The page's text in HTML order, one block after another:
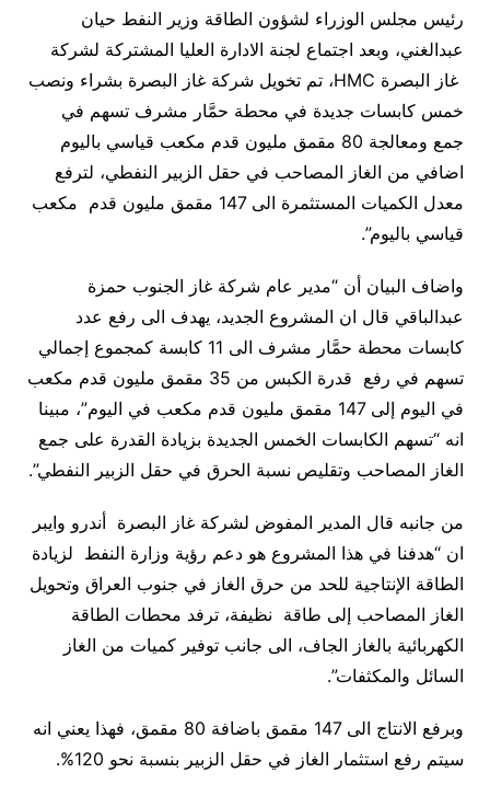
رئيس مجلس الوزراء لشؤون الطاقة وزير النفط حيان
عبدالغني، وبعد اجتماع لجنة الادارة العليا المشتركة لشركة
غاز البصرة HMC، تم تخويل شركة غاز البصرة بشراء ونصب
خمس كابسات جديدة في محطة حمَّار مشرف تسهم في
جمع ومعالجة 80 مقمق مليون قدم مكعب قياسي باليوم
اضافي من الغاز المصاحب في حقل الزبير النفطي، لترفع
معدل الكميات المستثمرة الى 147 مقمق مليون قدم مكعب
قياسي باليوم”.
واضاف البيان أن “مدير عام شركة غاز الجنوب حمزة
عبدالباقي قال ان المشروع الجديد، يهدف الى رفع عدد
كابسات محطة حمَّار مشرف الى 11 كابسة كمجموع إجمالي
تسهم في رفع قدرة الكبس من 35 مقمق مليون قدم مكعب
في اليوم إلى 147 مقمق مليون قدم مكعب في اليوم”، مبينا
انه “تسهم الكابسات الخمس الجديدة بزيادة القدرة على جمع
الغاز المصاحب وتقليص نسبة الحرق في حقل الزبير النفطي”.
من جانبه قال المدير المفوض لشركة غاز البصرة أندرو وايبر
ان “هدفنا في هذا المشروع هو دعم رؤية وزارة النفط لزيادة
الطاقة الإنتاجية للحد من حرق الغاز في جنوب العراق وتحويل
الغاز المصاحب إلى طاقة نظيفة، ترفد محطات الطاقة
الكهربائية بالغاز الجاف، الى جانب توفير كميات من الغاز
السائل والمكثفات”.
وبرفع الانتاج الى 147 مقمق باضافة 80 مقمق، فهذا يعني انه
سيتم رفع استثمار الغاز في حقل الزبير بنسبة نحو 120%.